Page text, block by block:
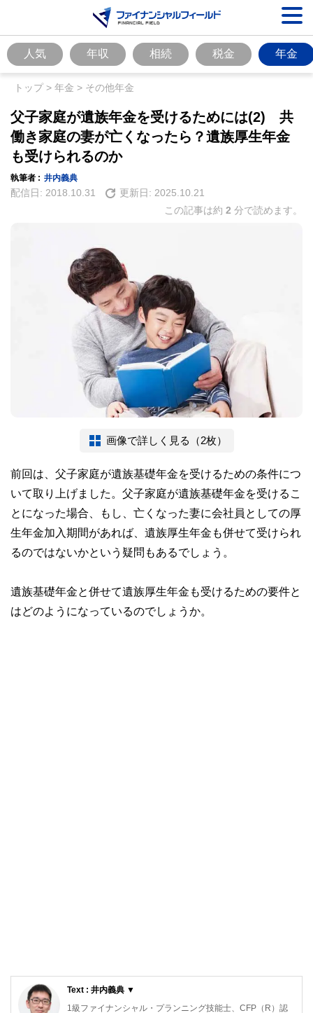
人気 年収 相続 税金 年金
トップ> 年金 > その他年金
父子家庭が遺族年金を受けるためには(2) 共
働き家庭の妻が亡くなったら？遺族厚生年金
も受けられるのか
執筆者 : 井内義典
配信日: 2018.10.31 更新日: 2025.10.21
この記事は約 2 分で読めます。
画像で詳しく見る（2枚）
前回は、父子家庭が遺族基礎年金を受けるための条件につ
いて取り上げました。父子家庭が遺族基礎年金を受けるこ
とになった場合、もし、亡くなった妻に会社員としての厚
生年金加入期間があれば、遺族厚生年金も併せて受けられ
るのではないかという疑問もあるでしょう。
遺族基礎年金と併せて遺族厚生年金も受けるための要件と
はどのようになっているのでしょうか。
Text : 井内義典 ▼
1級ファイナンシャル・プランニング技能士、CFP（R）認